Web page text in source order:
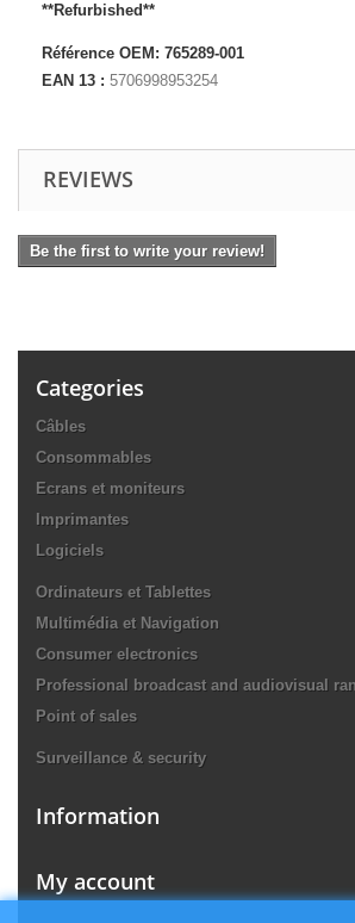
**Refurbished**
Référence OEM: 765289-001
EAN 13 : 5706998953254
REVIEWS
Be the first to write your review!
Categories
Câbles
Consommables
Ecrans et moniteurs
Imprimantes
Logiciels
Ordinateurs et Tablettes
Multimédia et Navigation
Consumer electronics
Professional broadcast and audiovisual
Point of sales
Surveillance & security
Information
My account